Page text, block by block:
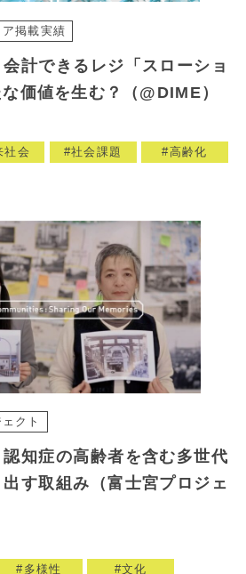
ア掲載実績
計できるレジ「スローショ
価値を生む？（@DIME）
社会 社会課題 高齢化
クト
知症の高齢者を含む多世代
す取組み（富士宮プロジェ
多様性 文化